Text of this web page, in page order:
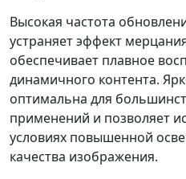
Высокая частота
устраняет эффект
обеспечивает плавное
динамичного контента.
оптимальна для
применений и позволяет
условиях повышенной
качества изображения.